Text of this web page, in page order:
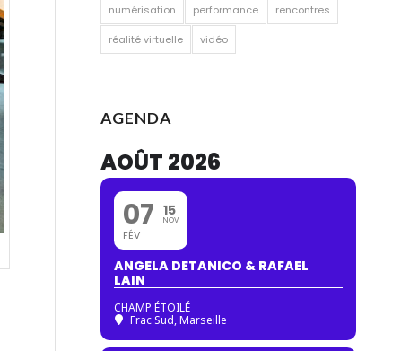
numérisation performance rencontres
réalité virtuelle vidéo
AGENDA
AOÛT 2026
07
FÉV
15
NOV
ANGELA DETANICO & RAFAEL
LAIN
CHAMP ÉTOILÉ
Frac Sud, Marseille